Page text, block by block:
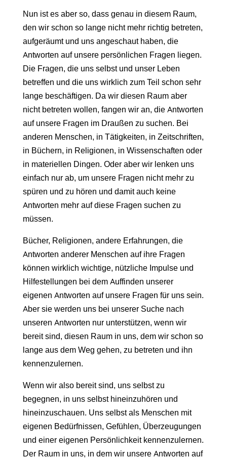
Nun ist es aber so, dass genau in diesem Raum,
den wir schon so lange nicht mehr richtig betreten,
aufgeräumt und uns angeschaut haben, die
Antworten auf unsere persönlichen Fragen liegen.
Die Fragen, die uns selbst und unser Leben
betreffen und die uns wirklich zum Teil schon sehr
lange beschäftigen. Da wir diesen Raum aber
nicht betreten wollen, fangen wir an, die Antworten
auf unsere Fragen im Draußen zu suchen. Bei
anderen Menschen, in Tätigkeiten, in Zeitschriften,
in Büchern, in Religionen, in Wissenschaften oder
in materiellen Dingen. Oder aber wir lenken uns
einfach nur ab, um unsere Fragen nicht mehr zu
spüren und zu hören und damit auch keine
Antworten mehr auf diese Fragen suchen zu
müssen.
Bücher, Religionen, andere Erfahrungen, die
Antworten anderer Menschen auf ihre Fragen
können wirklich wichtige, nützliche Impulse und
Hilfestellungen bei dem Auffinden unserer
eigenen Antworten auf unsere Fragen für uns sein.
Aber sie werden uns bei unserer Suche nach
unseren Antworten nur unterstützen, wenn wir
bereit sind, diesen Raum in uns, dem wir schon so
lange aus dem Weg gehen, zu betreten und ihn
kennenzulernen.
Wenn wir also bereit sind, uns selbst zu
begegnen, in uns selbst hineinzuhören und
hineinzuschauen. Uns selbst als Menschen mit
eigenen Bedürfnissen, Gefühlen, Überzeugungen
und einer eigenen Persönlichkeit kennenzulernen.
Der Raum in uns, in dem wir unsere Antworten auf